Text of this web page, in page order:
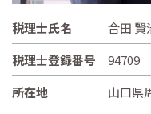
税理士氏名
合田 賢
税理士登録番号
94709
所在地
山口県